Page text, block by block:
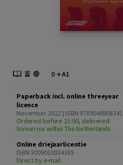
Paperback incl. online threeyear
licence
November 2022 | ISBN 9789046908341
Ordered before 21:00, delivered
tomorrow within The Netherlands
Online driejaarlicentie
ISBN 3009010034385
Direct by e-mail